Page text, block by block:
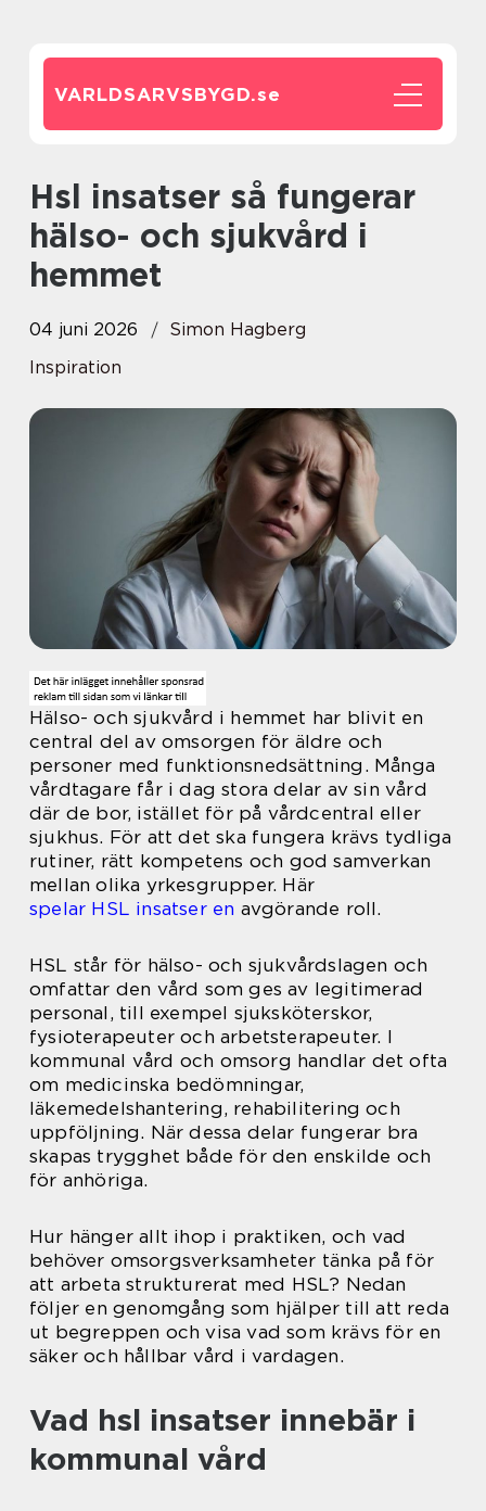
VARLDSARVSBYGD.se
Hsl insatser så fungerar
hälso- och sjukvård i
hemmet
04 juni 2026
Simon Hagberg
Inspiration
Hälso- och sjukvård i hemmet har blivit en
central del av omsorgen för äldre och
personer med funktionsnedsättning. Många
vårdtagare får i dag stora delar av sin vård
där de bor, istället för på vårdcentral eller
sjukhus. För att det ska fungera krävs tydliga
rutiner, rätt kompetens och god samverkan
mellan olika yrkesgrupper. Här
spelar HSL insatser en avgörande roll.
HSL står för hälso- och sjukvårdslagen och
omfattar den vård som ges av legitimerad
personal, till exempel sjuksköterskor,
fysioterapeuter och arbetsterapeuter. I
kommunal vård och omsorg handlar det ofta
om medicinska bedömningar,
läkemedelshantering, rehabilitering och
uppföljning. När dessa delar fungerar bra
skapas trygghet både för den enskilde och
för anhöriga.
Hur hänger allt ihop i praktiken, och vad
behöver omsorgsverksamheter tänka på för
att arbeta strukturerat med HSL? Nedan
följer en genomgång som hjälper till att reda
ut begreppen och visa vad som krävs för en
säker och hållbar vård i vardagen.
Vad hsl insatser innebär i
kommunal vård